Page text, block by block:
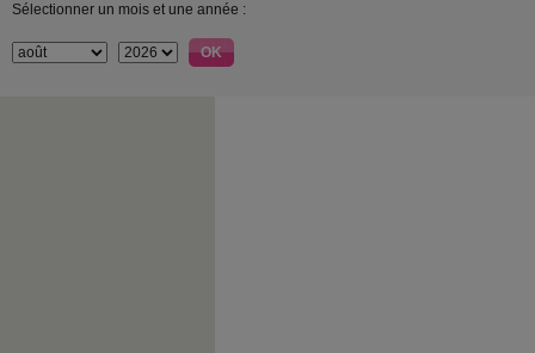
Sélectionner un mois et une année :